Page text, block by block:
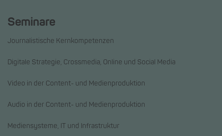
Seminare
Journalistische Kernkompetenzen
Digitale Strategie, Crossmedia, Online und Social Media
Video in der Content- und Medienproduktion
Audio in der Content- und Medienproduktion
Mediensysteme, IT und Infrastruktur